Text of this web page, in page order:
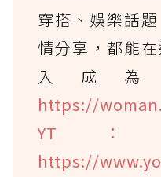
穿搭、娛樂話
情分享，都能
入成為
https://
YT
https://